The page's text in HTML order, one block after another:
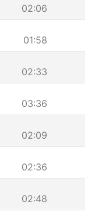
02:06
01:58
02:33
03:36
02:09
02:36
02:48